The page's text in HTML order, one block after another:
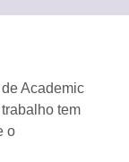
Academic
tem
o